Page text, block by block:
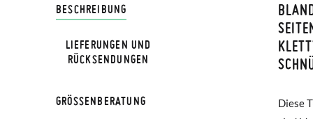
BESCHREIBUNG
Diese
LIEFERUNGEN UND
RÜCKSENDUNGEN
Bei
GRÖSSENBERATUNG